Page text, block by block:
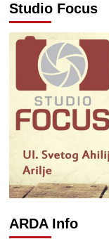
Studio Focus
ARDA Info